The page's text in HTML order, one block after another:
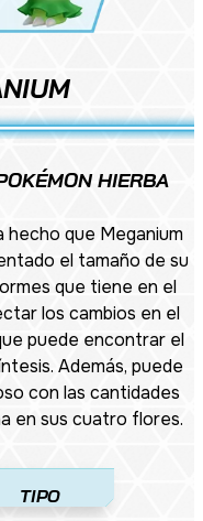
HIERBA
que Meganium
el tamaño de su
que tiene en el
los cambios en el
puede encontrar el
Además, puede
con las cantidades
en sus cuatro flores.
TIPO